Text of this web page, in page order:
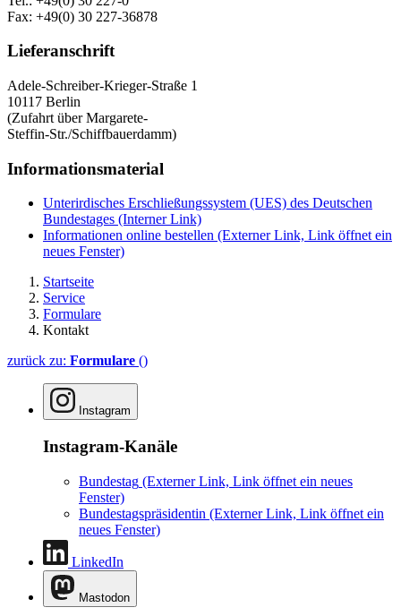
Fax: +49(0) 30 227-36878
Lieferanschrift
Adele-Schreiber-Krieger-Straße 1
10117 Berlin
(Zufahrt über Margarete-
Steffin-Str./Schiffbauerdamm)
Informationsmaterial
Unterirdisches Erschließungssystem (UES) des Deutschen
Bundestages (Interner Link)
Informationen online bestellen (Externer Link, Link öffnet ein
neues Fenster)
Startseite
Service
Formulare
Kontakt
zurück zu: Formulare ()
Instagram
Instagram-Kanäle
Bundestag (Externer Link, Link öffnet ein neues
Fenster)
Bundestagspräsidentin (Externer Link, Link öffnet ein
neues Fenster)
LinkedIn
Mastodon